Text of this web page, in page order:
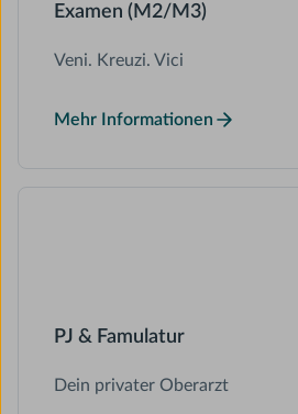
Examen (M2/M3)
Veni. Kreuzi. Vici
Mehr Informationen
PJ & Famulatur
Dein privater Oberarzt